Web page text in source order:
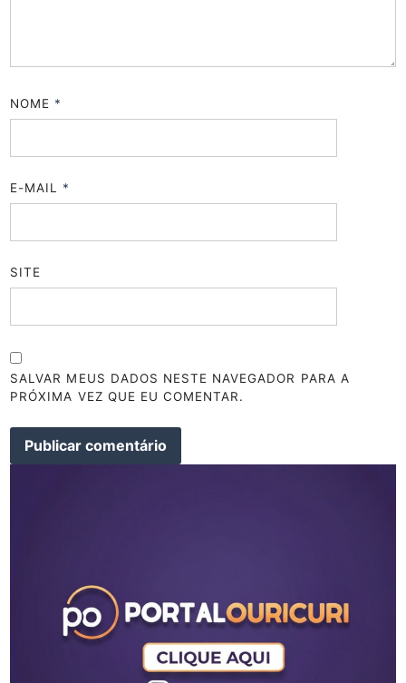
NOME *
E-MAIL *
SITE
SALVAR MEUS DADOS NESTE NAVEGADOR PARA A
PRÓXIMA VEZ QUE EU COMENTAR.